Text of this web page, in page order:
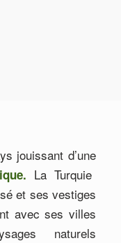
jouissant d’une
La Turquie
et ses vestiges
avec ses villes
naturels